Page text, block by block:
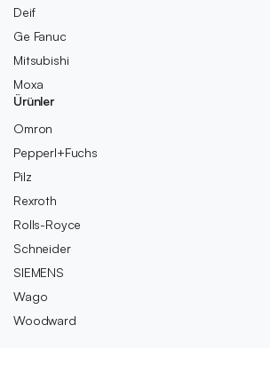
Deif
Ge Fanuc
Mitsubishi
Moxa
Ürünler
Omron
Pepperl+Fuchs
Pilz
Rexroth
Rolls-Royce
Schneider
SIEMENS
Wago
Woodward